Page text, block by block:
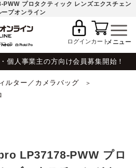
プロタクティック レンズエクスチェン
プオンライン
ログインカート
個人事業主の方向け会員募集開始！
ルター／カメラバッグ
LP37178-PWW プロ